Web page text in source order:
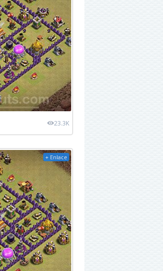
23.3K
+ Enlace